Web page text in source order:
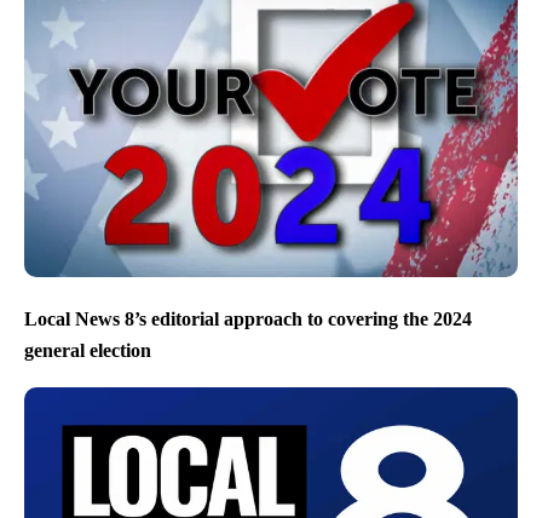
Local News 8’s editorial approach to covering the 2024
general election